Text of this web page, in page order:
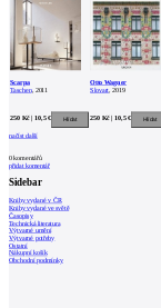
Scarpa
Taschen, 2011
250 Kč | 10,5 €
Otto Wagner
Slovart, 2019
250 Kč | 10,5 €
načíst další
0komentářů
přidat komentář
Sidebar
Knihy vydané v ČR
Knihy vydané ve světě
Časopisy
Technická literatura
Výtvarné umění
Výtvarné potřeby
Ostatní
Nákupní košík
Obchodní podmínky